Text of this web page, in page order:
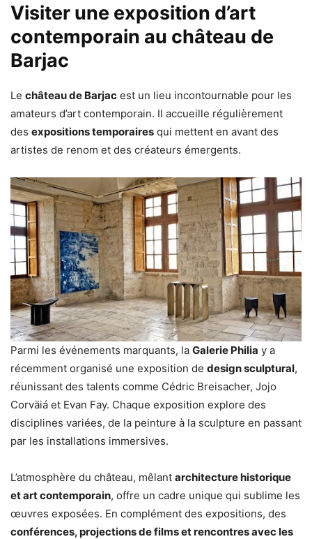
Visiter une exposition d’art
contemporain au château de
Barjac
Le château de Barjac est un lieu incontournable pour les
amateurs d’art contemporain. Il accueille régulièrement
des expositions temporaires qui mettent en avant des
artistes de renom et des créateurs émergents.
Parmi les événements marquants, la Galerie Philia y a
récemment organisé une exposition de design sculptural,
réunissant des talents comme Cédric Breisacher, Jojo
Corväiá et Evan Fay. Chaque exposition explore des
disciplines variées, de la peinture à la sculpture en passant
par les installations immersives.
L’atmosphère du château, mêlant architecture historique
et art contemporain, offre un cadre unique qui sublime les
œuvres exposées. En complément des expositions, des
conférences, projections de films et rencontres avec les